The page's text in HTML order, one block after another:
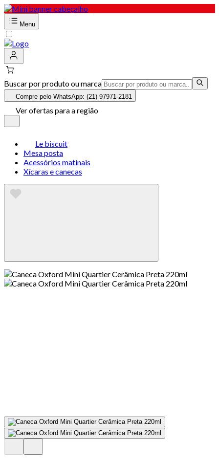
Menu
Buscar por produto ou marca
Compre pelo WhatsApp: (21) 97971-2181
Ver ofertas para a região
Le biscuit
Mesa posta
Acessórios matinais
Xícaras e canecas